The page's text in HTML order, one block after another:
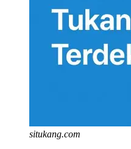
situkang.com